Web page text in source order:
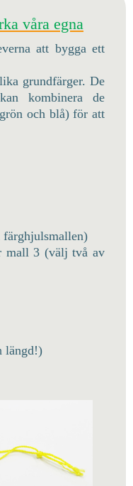
våra egna
att bygga ett
grundfärger. De
kombinera de
och blå) för att
mall 3 (välj två av
längd!)